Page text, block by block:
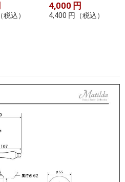
（税込）
4,000 円
4,400 円 （税込）